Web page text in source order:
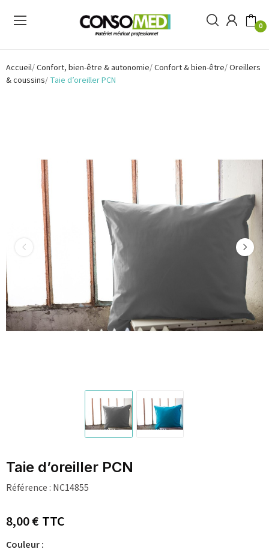
0
Accueil Confort, bien-être & autonomie Confort & bien-être Oreillers
& coussins Taie d’oreiller PCN
Taie d’oreiller PCN
Référence : NC14855
8,00 €TTC
Couleur :